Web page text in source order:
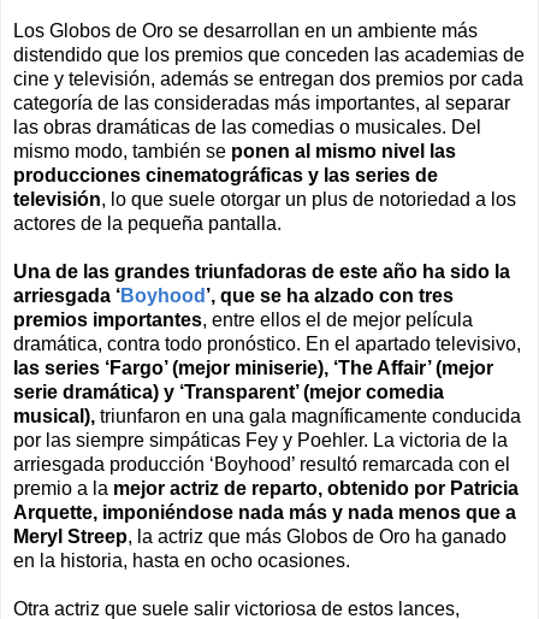
Los Globos de Oro se desarrollan en un ambiente más
distendido que los premios que conceden las academias de
cine y televisión, además se entregan dos premios por cada
categoría de las consideradas más importantes, al separar
las obras dramáticas de las comedias o musicales. Del
mismo modo, también se ponen al mismo nivel las
producciones cinematográficas y las series de
televisión, lo que suele otorgar un plus de notoriedad a los
actores de la pequeña pantalla.
Una de las grandes triunfadoras de este año ha sido la
arriesgada ‘Boyhood ’, que se ha alzado con tres
premios importantes, entre ellos el de mejor película
dramática, contra todo pronóstico. En el apartado televisivo,
las series ‘Fargo’ (mejor miniserie), ‘The Affair’ (mejor
serie dramática) y ‘Transparent’ (mejor comedia
musical), triunfaron en una gala magníficamente conducida
por las siempre simpáticas Fey y Poehler. La victoria de la
arriesgada producción ‘Boyhood’ resultó remarcada con el
premio a la mejor actriz de reparto, obtenido por Patricia
Arquette, imponiéndose nada más y nada menos que a
Meryl Streep, la actriz que más Globos de Oro ha ganado
en la historia, hasta en ocho ocasiones.
Otra actriz que suele salir victoriosa de estos lances,